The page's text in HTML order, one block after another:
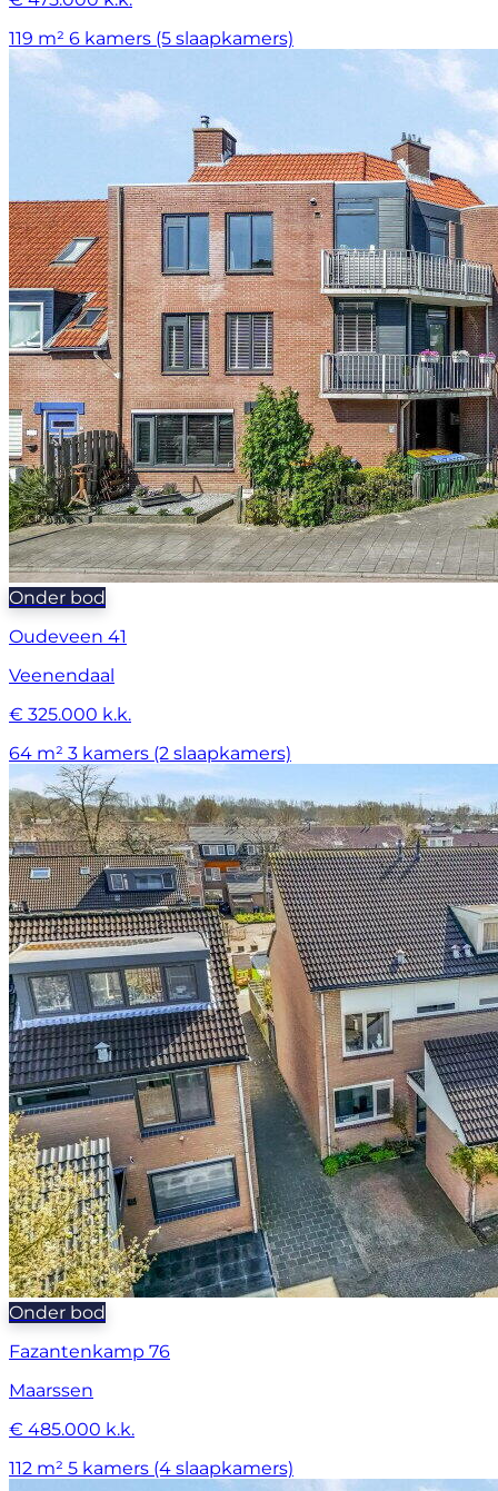
119 m² 6 kamers (5 slaapkamers)
Onder bod
Oudeveen 41
Veenendaal
€ 325.000 k.k.
64 m² 3 kamers (2 slaapkamers)
Onder bod
Fazantenkamp 76
Maarssen
€ 485.000 k.k.
112 m² 5 kamers (4 slaapkamers)